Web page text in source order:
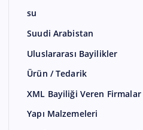
su
Suudi Arabistan
Uluslararası Bayilikler
Ürün / Tedarik
XML Bayiliği Veren Firmalar
Yapı Malzemeleri